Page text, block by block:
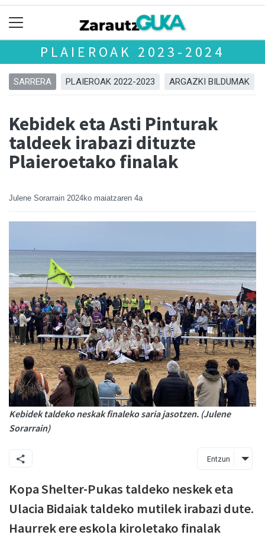
PLAIEROAK 2023-2024
SARRERA PLAIEROAK 2022-2023 ARGAZKI BILDUMAK
Kebidek eta Asti Pinturak
taldeek irabazi dituzte
Plaieroetako finalak
Julene Sorarrain 2024ko maiatzaren 4a
Kebidek taldeko neskak finaleko saria jasotzen. (Julene
Sorarrain)
Entzun
Kopa Shelter-Pukas taldeko neskek eta
Ulacia Bidaiak taldeko mutilek irabazi dute.
Haurrek ere eskola kiroletako finalak